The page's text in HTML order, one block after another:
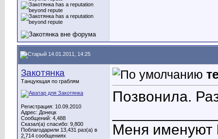
14.01.2011, 14:25
Закотянка
Танцующая по граблям
Регистрация: 10.09.2010
Адрес: Донецк
Сообщений: 4,488
Сказал(а) спасибо: 9,800
Поблагодарили 13,431 раз(а) в
2,714 сообщениях
Позвонила.
Меня именуют